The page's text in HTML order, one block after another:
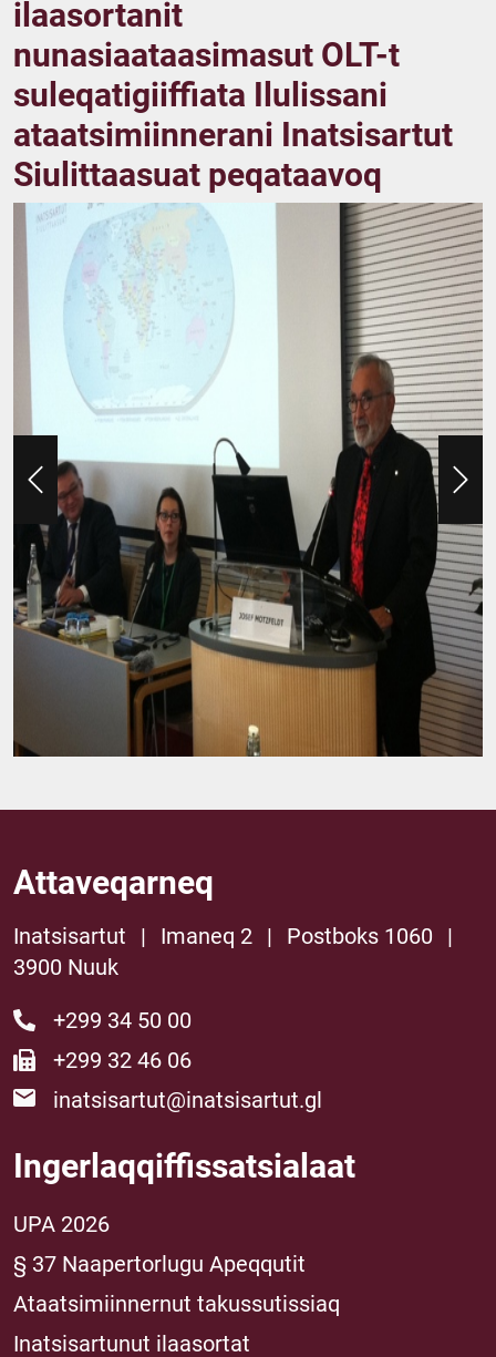
ilaasortanit
nunasiaataasimasut OLT-t
suleqatigiiffiata Ilulissani
ataatsimiinnerani Inatsisartut
Siulittaasuat peqataavoq
Attaveqarneq
Inatsisartut | Imaneq 2 | Postboks 1060
|
3900 Nuuk
+299 34 50 00
+299 32 46 06
inatsisartut@inatsisartut.gl
Ingerlaqqiffissatsialaat
UPA 2026
§ 37 Naapertorlugu Apeqqutit
Ataatsimiinnernut takussutissiaq
Inatsisartunut ilaasortat